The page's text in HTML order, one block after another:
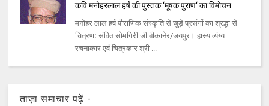
कवि मनोहरलाल हर्ष की पुस्‍तक ‘मूषक पुराण‘ का विमोचन
मनोहर लाल हर्ष पौराणिक संस्‍कृति से जुड़े प्रसंगों का श्रद्धा से
चित्रणः संवित सोमगिरी जी बीकानेर/जयपुर। हास्‍य व्‍यंग्‍य
रचनाकार एवं चित्रकार श्री ...
ताज़ा समाचार पढ़ें -